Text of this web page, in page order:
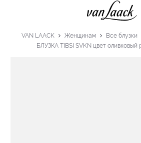
VAN LAACK Женщинам Все блузки
БЛУЗКА TIBSI SVKN цвет оливковый